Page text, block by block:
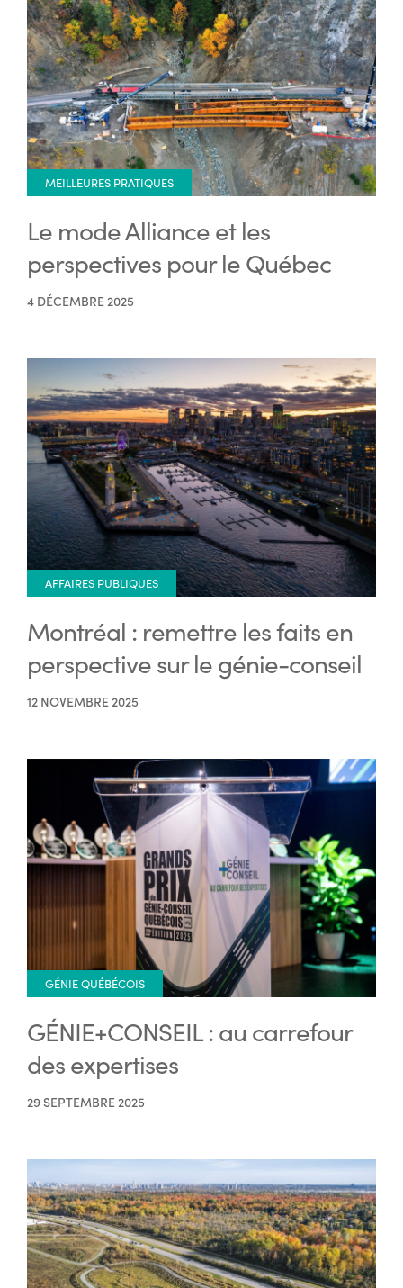
MEILLEURES PRATIQUES
Le mode Alliance et les
perspectives pour le Québec
4 DÉCEMBRE 2025
AFFAIRES PUBLIQUES
Montréal : remettre les faits en
perspective sur le génie-conseil
12 NOVEMBRE 2025
GÉNIE QUÉBÉCOIS
GÉNIE+CONSEIL : au carrefour
des expertises
29 SEPTEMBRE 2025